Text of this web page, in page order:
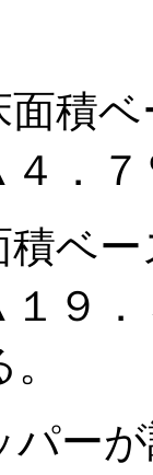
積
４．
積ベ
１９
パー